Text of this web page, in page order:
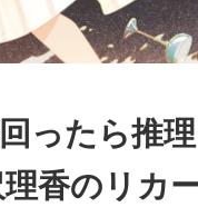
回ったら推
香のリカ